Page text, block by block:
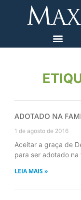
ADOTADO NA
1 de agosto de 2016
Aceitar a graça de
para ser adotado na
LEIA MAIS »